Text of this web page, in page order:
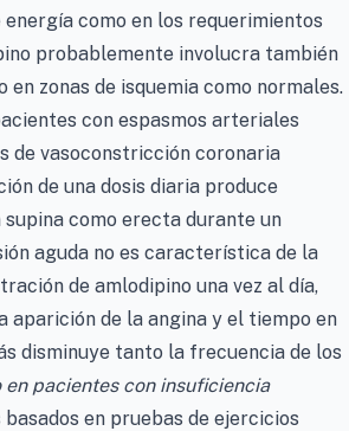
como en los requerimientos
probablemente involucra también
zonas de isquemia como normales.
con espasmos arteriales
de vasoconstricción coronaria
de una dosis diaria produce
como erecta durante un
aguda no es característica de la
de amlodipino una vez al día,
de la angina y el tiempo en
disminuye tanto la frecuencia de los
en pacientes con insuficiencia
en pruebas de ejercicios